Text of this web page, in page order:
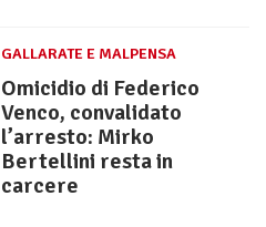
GALLARATE E MALPENSA
Omicidio di Federico
Venco, convalidato
l’arresto: Mirko
Bertellini resta in
carcere